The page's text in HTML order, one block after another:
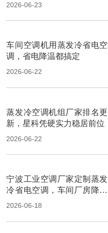
2026-06-23
车间空调机用蒸发冷省电空
调，省电降温都搞定
2026-06-22
蒸发冷空调机组厂家排名更
新，星科凭硬实力稳居前位
2026-06-22
宁波工业空调厂家定制蒸发
冷省电空调，车间厂房降温
省电
2026-06-18